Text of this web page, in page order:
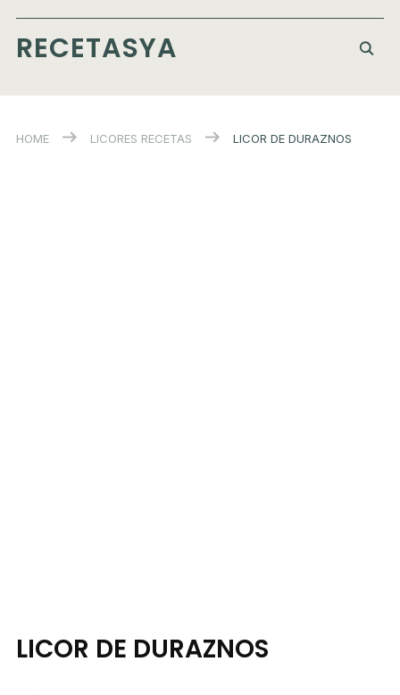
RECETASYA
HOME LICORES RECETAS LICOR DE DURAZNOS
LICOR DE DURAZNOS